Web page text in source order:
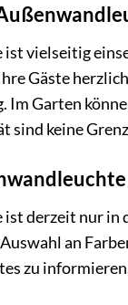
vielseitig
Gäste
Garten
sind keine
derzeit nur
an
zu